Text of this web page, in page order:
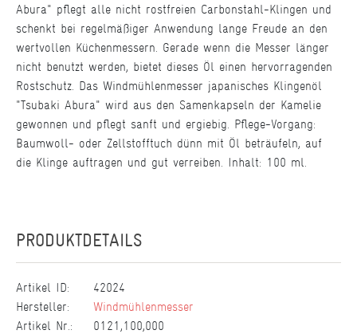
Abura" pflegt alle nicht rostfreien Carbonstahl-Klingen und
schenkt bei regelmäßiger Anwendung lange Freude an den
wertvollen Küchenmessern. Gerade wenn die Messer länger
nicht benutzt werden, bietet dieses Öl einen hervorragenden
Rostschutz. Das Windmühlenmesser japanisches Klingenöl
"Tsubaki Abura" wird aus den Samenkapseln der Kamelie
gewonnen und pflegt sanft und ergiebig. Pflege-Vorgang:
Baumwoll- oder Zellstofftuch dünn mit Öl beträufeln, auf
die Klinge auftragen und gut verreiben. Inhalt: 100 ml.
PRODUKTDETAILS
Artikel ID:
42024
Hersteller:
Windmühlenmesser
Artikel Nr.:
0121,100,000